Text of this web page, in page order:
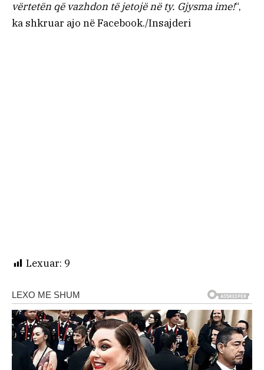
vërtetën që vazhdon të jetojë në ty. Gjysma ime!“,
ka shkruar ajo në Facebook./Insajderi
Lexuar: 9